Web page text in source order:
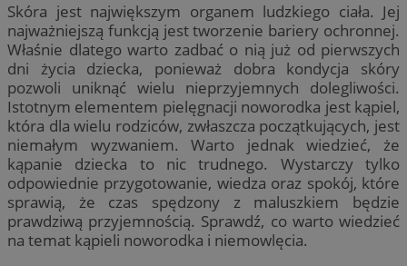
Skóra jest największym organem ludzkiego ciała. Jej
najważniejszą funkcją jest tworzenie bariery ochronnej.
Właśnie dlatego warto zadbać o nią już od pierwszych
dni życia dziecka, ponieważ dobra kondycja skóry
pozwoli uniknąć wielu nieprzyjemnych dolegliwości.
Istotnym elementem pielęgnacji noworodka jest kąpiel,
która dla wielu rodziców, zwłaszcza początkujących, jest
niemałym wyzwaniem. Warto jednak wiedzieć, że
kąpanie dziecka to nic trudnego. Wystarczy tylko
odpowiednie przygotowanie, wiedza oraz spokój, które
sprawią, że czas spędzony z maluszkiem będzie
prawdziwą przyjemnością. Sprawdź, co warto wiedzieć
na temat kąpieli noworodka i niemowlęcia.